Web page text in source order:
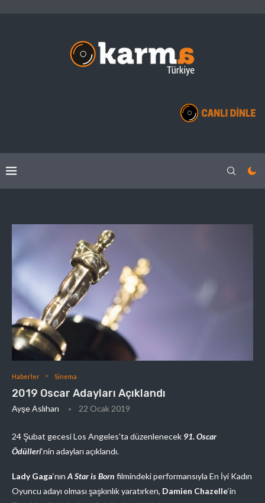
Haberler Sinema
2019 Oscar Adayları Açıklandı
Ayşe Aslıhan 22 Ocak 2019
24 Şubat gecesi Los Angeles’ta düzenlenecek 91. Oscar
Ödülleri‘nin adayları açıklandı.
Lady Gaga‘nın A Star is Born filmindeki performansıyla En İyi Kadın
Oyuncu adayı olması şaşkınlık yaratırken, Damien Chazelle‘in